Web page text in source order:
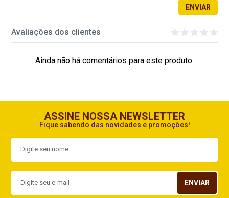
ENVIAR
Avaliações dos clientes
Ainda não há comentários para este produto.
ASSINE NOSSA NEWSLETTER
Fique sabendo das novidades e promoções!
ENVIAR